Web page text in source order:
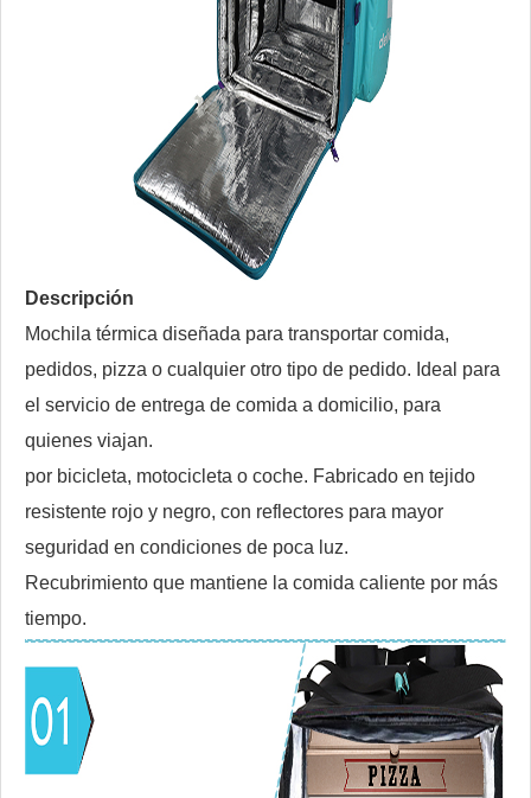
Descripción
Mochila térmica diseñada para transportar comida,
pedidos, pizza o cualquier otro tipo de pedido. Ideal para
el servicio de entrega de comida a domicilio, para
quienes viajan.
por bicicleta, motocicleta o coche. Fabricado en tejido
resistente rojo y negro, con reflectores para mayor
seguridad en condiciones de poca luz.
Recubrimiento que mantiene la comida caliente por más
tiempo.